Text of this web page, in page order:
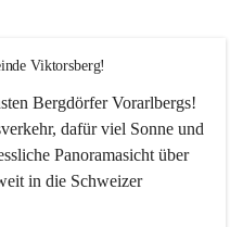
Viktorsberg!
Bergdörfer Vorarlbergs!
dafür viel Sonne und
Panoramasicht über
in die Schweizer